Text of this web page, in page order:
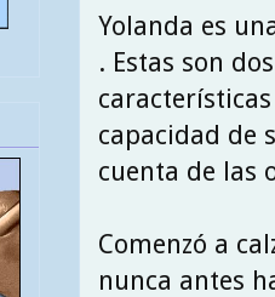
Yolanda es
. Estas son
capacidad de
cuenta de las
Comenzó a
nunca antes